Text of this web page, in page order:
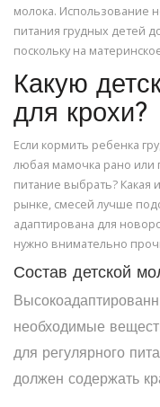
молока. Использование
питания грудных детей
поскольку на
Какую
для крохи?
Если кормить ребенка
любая мамочка рано или
питание выбрать?
рынке, смесей лучше
адаптирована для
нужно внимательно
Состав детской
необходимые
для регулярного
должен содержать